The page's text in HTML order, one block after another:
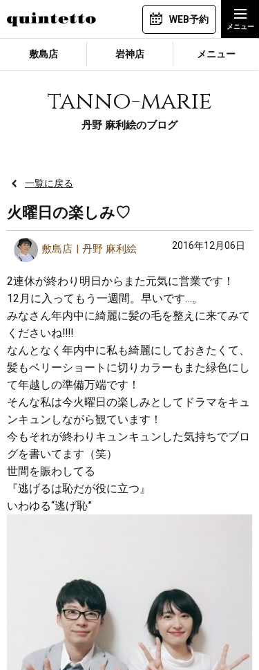
WEB予約
敷島店 岩神店 メニュー
tanno-marie
丹野 麻利絵のブログ
一覧に戻る
火曜日の楽しみ♡
敷島店 丹野 麻利絵 2016年12月06日
2連休が終わり明日からまた元気に営業です！
12月に入ってもう一週間。早いです…。
みなさん年内中に綺麗に髪の毛を整えに来てみて
くださいね‼︎‼︎
なんとなく年内中に私も綺麗にしておきたくて、
髪もベリーショートに切りカラーもまた緑色にし
て年越しの準備万端です！
そんな私は今火曜日の楽しみとしてドラマをキュ
ンキュンしながら観ています！
今もそれが終わりキュンキュンした気持ちでブロ
グを書いてます（笑）
世間を賑わしてる
『逃げるは恥だが役に立つ』
いわゆる“逃げ恥”